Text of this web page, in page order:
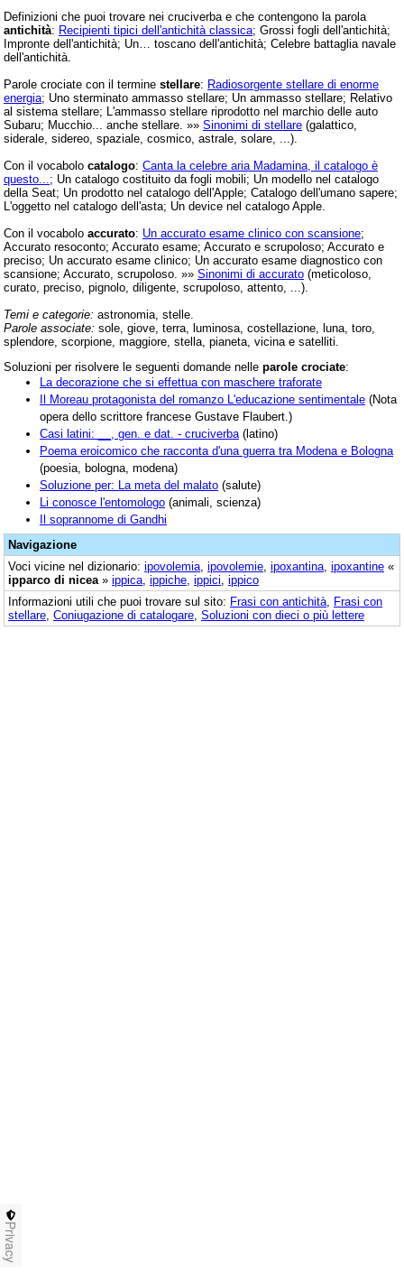
Definizioni che puoi trovare nei cruciverba e che contengono la parola
antichità: Recipienti tipici dell'antichità classica; Grossi fogli dell'antichità;
Impronte dell'antichità; Un… toscano dell'antichità; Celebre battaglia navale
dell'antichità.
Parole crociate con il termine stellare: Radiosorgente stellare di enorme
energia; Uno sterminato ammasso stellare; Un ammasso stellare; Relativo
al sistema stellare; L'ammasso stellare riprodotto nel marchio delle auto
Subaru; Mucchio... anche stellare. »» Sinonimi di stellare (galattico,
siderale, sidereo, spaziale, cosmico, astrale, solare, ...).
Con il vocabolo catalogo: Canta la celebre aria Madamina, il catalogo è
questo... ; Un catalogo costituito da fogli mobili; Un modello nel catalogo
della Seat; Un prodotto nel catalogo dell'Apple; Catalogo dell'umano sapere;
L'oggetto nel catalogo dell'asta; Un device nel catalogo Apple.
Con il vocabolo accurato: Un accurato esame clinico con scansione;
Accurato resoconto; Accurato esame; Accurato e scrupoloso; Accurato e
preciso; Un accurato esame clinico; Un accurato esame diagnostico con
scansione; Accurato, scrupoloso. »» Sinonimi di accurato (meticoloso,
curato, preciso, pignolo, diligente, scrupoloso, attento, ...).
Temi e categorie: astronomia, stelle.
Parole associate: sole, giove, terra, luminosa, costellazione, luna, toro,
splendore, scorpione, maggiore, stella, pianeta, vicina e satelliti.
Soluzioni per risolvere le seguenti domande nelle parole crociate:
La decorazione che si effettua con maschere traforate
Il Moreau protagonista del romanzo L'educazione sentimentale (Nota
opera dello scrittore francese Gustave Flaubert.)
Casi latini: __, gen. e dat. - cruciverba (latino)
Poema eroicomico che racconta d'una guerra tra Modena e Bologna
(poesia, bologna, modena)
Soluzione per: La meta del malato (salute)
Li conosce l'entomologo (animali, scienza)
Il soprannome di Gandhi
Navigazione
Voci vicine nel dizionario: ipovolemia ipovolemie ipoxantina ipoxantine «
ipparco di nicea » ippica ippiche ippici ippico
Informazioni utili che puoi trovare sul sito: Frasi con antichità Frasi con
stellare Coniugazione di catalogare Soluzioni con dieci o più lettere
Privacy